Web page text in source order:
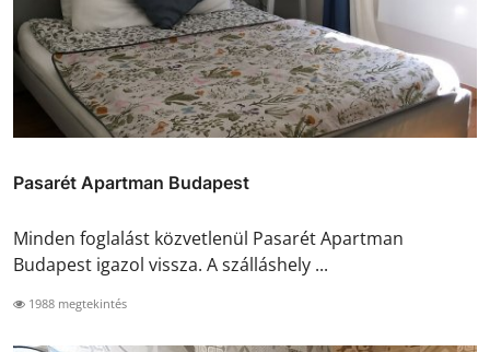
Pasarét Apartman Budapest
Minden foglalást közvetlenül Pasarét Apartman
Budapest igazol vissza. A szálláshely ...
1988 megtekintés